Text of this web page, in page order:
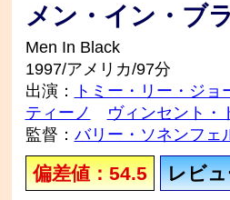
メン・イン・ブ
Men In Black
1997/アメリカ/97分
出演：
トミー・リー・ジョ
ティーノ
ヴィンセント・
監督： バリー・ソネンフェ
偏差値：54.5 レビ